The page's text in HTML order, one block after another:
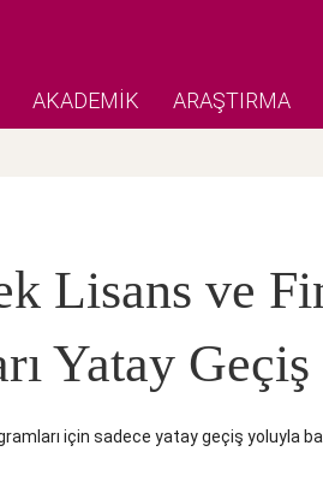
AKADEMİK ARAŞTIRMA
Lisans ve
Yatay
için sadece yatay geçiş yoluyla